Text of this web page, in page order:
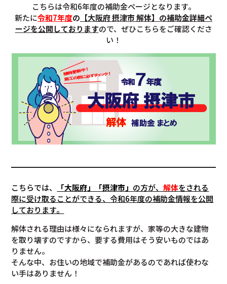
こちらは令和6年度の補助金ページとなります。
新たに令和7年度の 【大阪府 摂津市 解体】の補助金詳細ペ
ージを公開しておりますので、ぜひこちらをご確認くださ
い！
こちらでは、 「大阪府」「摂津市」 の方が、解体をされる
際に受け取ることができる、令和6年度の補助金情報を公開
しております。
解体される理由は様々になられますが、家等の大きな建物
を取り壊すのですから、要する費用はそう安いものではあ
りません。
そんな中、お住いの地域で補助金があるのであれば使わな
い手はありません！